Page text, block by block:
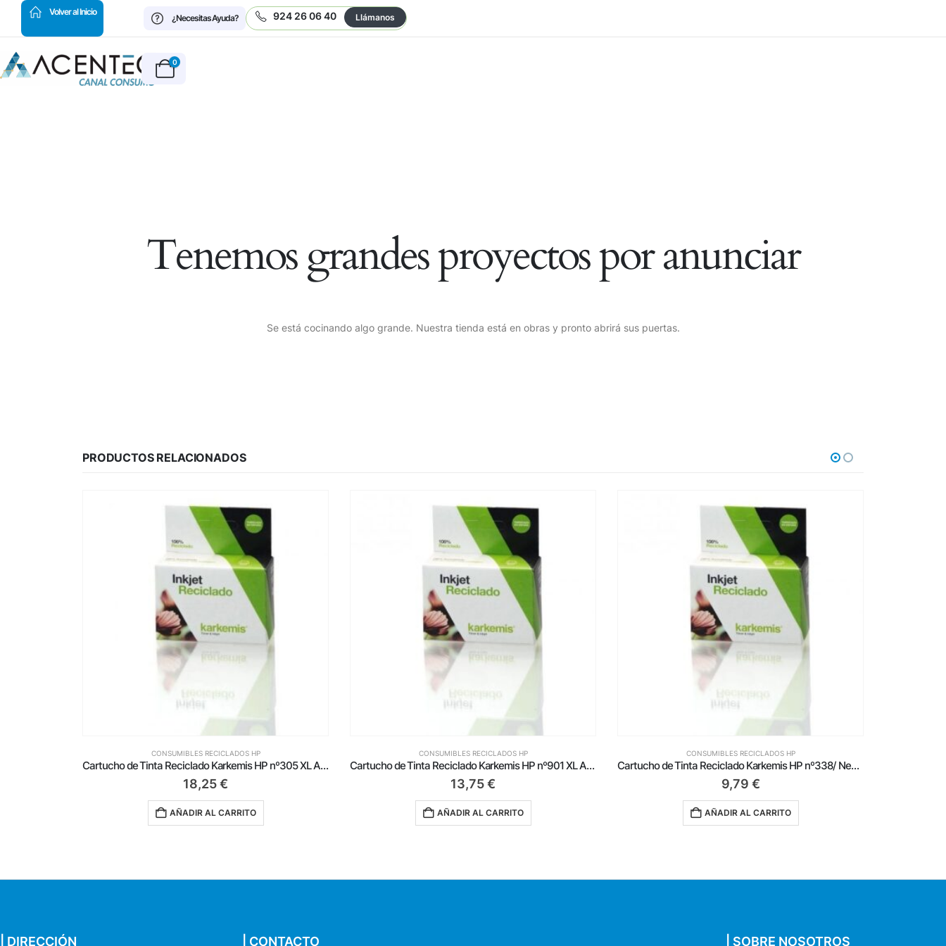
Volver al Inicio
¿Necesitas Ayuda?
924 26 06 40 Llámanos
0
Tenemos grandes proyectos por anunciar
Se está cocinando algo grande. Nuestra tienda está en obras y pronto abrirá sus puertas.
PRODUCTOS RELACIONADOS
CONSUMIBLES RECICLADOS HP
Cartucho de Tinta Reciclado Karkemis HP nº901 XL Alta Capacidad/ Negro
13,75€
AÑADIR AL CARRITO
CONSUMIBLES RECICLADOS HP
Cartucho de Tinta Reciclado Karkemis HP nº338/ Negro
9,79€
AÑADIR AL CARRITO
CONSUMIBLES RECICLADOS HP
Cartucho de Tinta Reciclado Karkemis HP nº56/ Negro
6,49€
AÑADIR AL CARRITO
| DIRECCIÓN | CONTACTO | SOBRE NOSOTROS